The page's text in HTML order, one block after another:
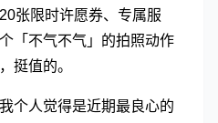
张限时许愿券、专属服
「不气不气」的拍照动作
挺值的。
个人觉得是近期最良心的